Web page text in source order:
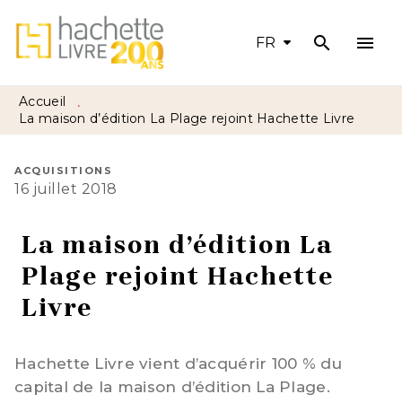
MENU RECHERCHE CONTENU
PIED DE PAGE
FR search menu
Accueil •
La maison d’édition La Plage rejoint Hachette Livre
ACQUISITIONS
16 juillet 2018
La maison d’édition La
Plage rejoint Hachette
Livre
Hachette Livre vient d’acquérir 100 % du
capital de la maison d’édition La Plage.